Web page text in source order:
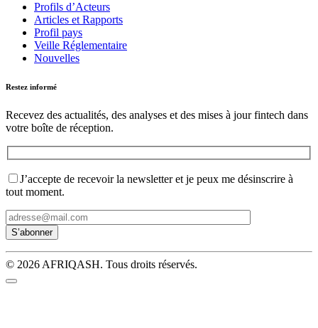
Profils d’Acteurs
Articles et Rapports
Profil pays
Veille Réglementaire
Nouvelles
Restez informé
Recevez des actualités, des analyses et des mises à jour fintech dans
votre boîte de réception.
J’accepte de recevoir la newsletter et je peux me désinscrire à
tout moment.
© 2026 AFRIQASH. Tous droits réservés.